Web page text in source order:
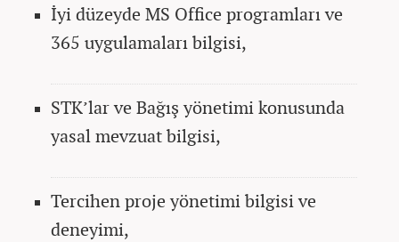
İyi düzeyde MS Office programları ve
365 uygulamaları bilgisi,
STK’lar ve Bağış yönetimi konusunda
yasal mevzuat bilgisi,
Tercihen proje yönetimi bilgisi ve
deneyimi,